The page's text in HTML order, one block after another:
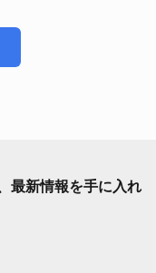
最新情報を手に入れ